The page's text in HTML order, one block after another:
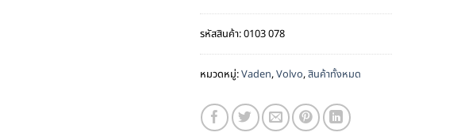
รหัสสินค้า:0103 078
หมวดหมู่:Vaden,Volvo,สินค้าทั้งหมด